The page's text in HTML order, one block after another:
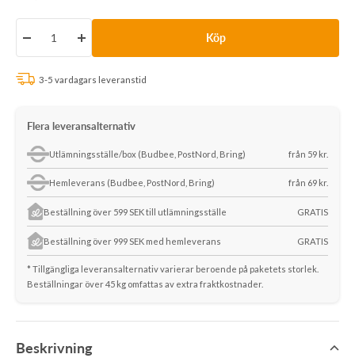
pris
Minska
Öka
Köp
3-5 vardagars leveranstid
Flera leveransalternativ
Utlämningsställe/box (Budbee, PostNord, Bring) från 59 kr.
Hemleverans (Budbee, PostNord, Bring) från 69 kr.
Beställning över 599 SEK till utlämningsställe GRATIS
Beställning över 999 SEK med hemleverans GRATIS
* Tillgängliga leveransalternativ varierar beroende på paketets storlek.
Beställningar över 45 kg omfattas av extra fraktkostnader.
Beskrivning